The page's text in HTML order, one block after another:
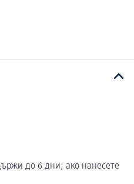
до 6 дни; ако нанесете